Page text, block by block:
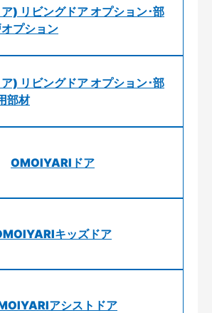
) リビングドア オプション･部
プション
) リビングドア オプション･部
部材
OMOIYARIドア
キッズドア
アシストドア